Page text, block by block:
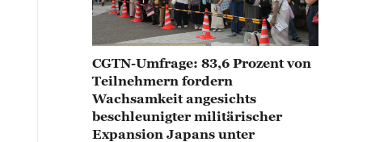
CGTN-Umfrage: 83,6 Prozent von
Teilnehmern fordern
Wachsamkeit angesichts
beschleunigter militärischer
Expansion Japans unter